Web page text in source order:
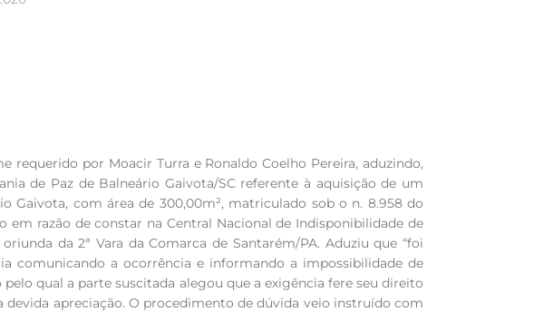
por Moacir Turra e Ronaldo Coelho Pereira, aduzindo,
de Paz de Balneário Gaivota/SC referente à aquisição de um
Gaivota, com área de 300,00m², matriculado sob o n. 8.958 do
razão de constar na Central Nacional de Indisponibilidade de
da 2ª Vara da Comarca de Santarém/PA. Aduziu que “foi
comunicando a ocorrência e informando a impossibilidade de
qual a parte suscitada alegou que a exigência fere seu direito
devida apreciação. O procedimento de dúvida veio instruído com